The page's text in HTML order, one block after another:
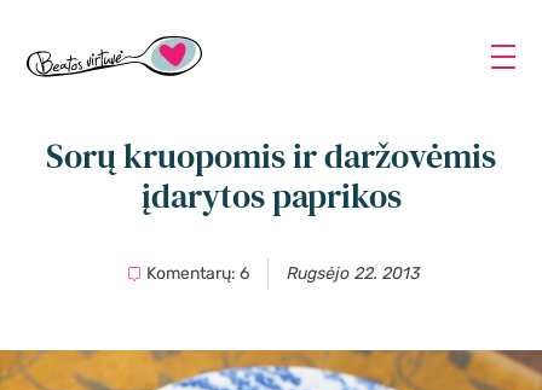
Sorų kruopomis ir daržovėmis
įdarytos paprikos
Komentarų: 6 Rugsėjo 22. 2013